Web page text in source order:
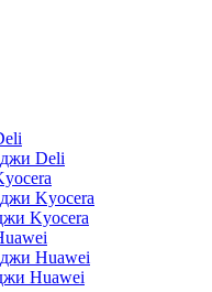
Deli
Kyocera
Kyocera
Huawei
Huawei